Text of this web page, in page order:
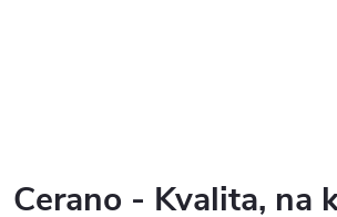
Cerano - Kvalita, na